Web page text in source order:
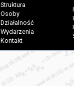
Struktura
Osoby
Działalność
Wydarzenia
Kontakt